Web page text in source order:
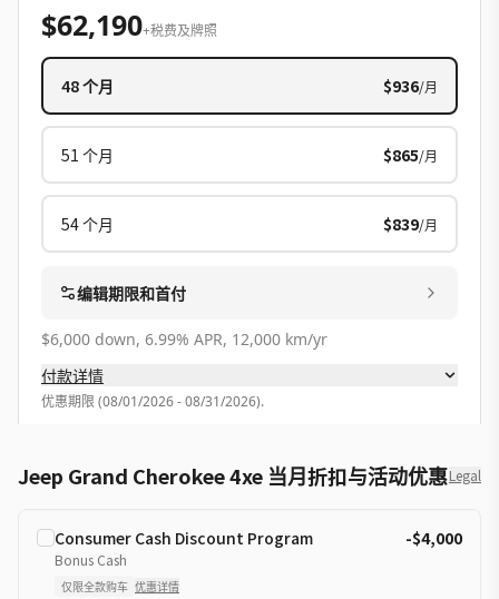
$62,190+税费及牌照
48个月 $936/月
51 个月 $865/月
54个月 $839/月
编辑期限和首付
$6,000 down, 6.99% APR, 12,000 km/yr
付款详情
优惠期限 (08/01/2026 - 08/31/2026).
Jeep Grand Cherokee 4xe 当月折扣与活动优惠Legal
Consumer Cash Discount Program
Bonus Cash
仅限全款购车 优惠详情
-$4,000